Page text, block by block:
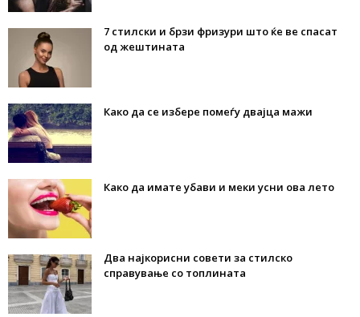
7 стилски и брзи фризури што ќе ве спасат
од жештината
Како да се избере помеѓу двајца мажи
Како да имате убави и меки усни ова лето
Два најкорисни совети за стилско
справување со топлината